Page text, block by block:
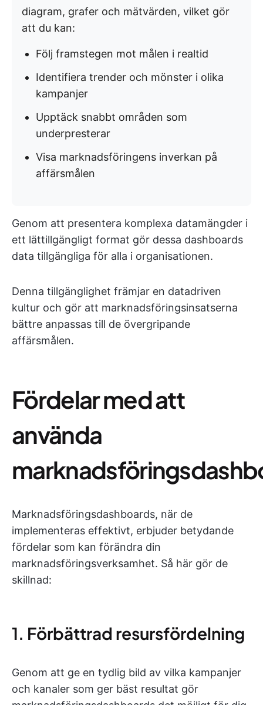
diagram, grafer och mätvärden, vilket gör
att du kan:
Följ framstegen mot målen i realtid
Identifiera trender och mönster i olika
kampanjer
Upptäck snabbt områden som
underpresterar
Visa marknadsföringens inverkan på
affärsmålen
Genom att presentera komplexa datamängder i
ett lättillgängligt format gör dessa dashboards
data tillgängliga för alla i organisationen.
Denna tillgänglighet främjar en datadriven
kultur och gör att marknadsföringsinsatserna
bättre anpassas till de övergripande
affärsmålen.
Fördelar med att
använda
Marknadsföringsdashboards, när de
implementeras effektivt, erbjuder betydande
fördelar som kan förändra din
marknadsföringsverksamhet. Så här gör de
skillnad:
1. Förbättrad resursfördelning
Genom att ge en tydlig bild av vilka kampanjer
och kanaler som ger bäst resultat gör